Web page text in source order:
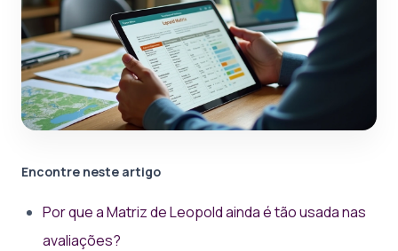
Encontre neste artigo
Por que a Matriz de Leopold ainda é tão usada nas
avaliações?